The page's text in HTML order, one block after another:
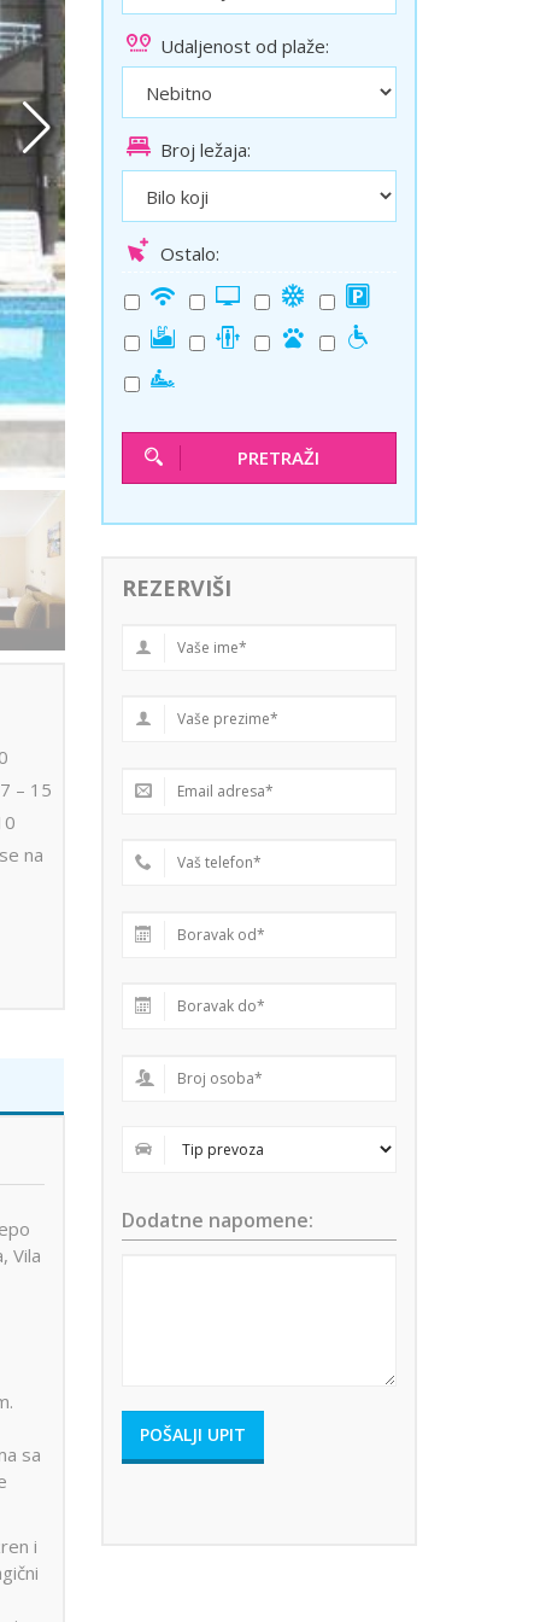
Solun polazak iz Niša
Temišvar polazak iz Niša
– 15
na
Vila
sa
i
Udaljenost od plaže:
Broj ležaja:
Ostalo:
PRETRAŽI
REZERVIŠI
Dodatne napomene: